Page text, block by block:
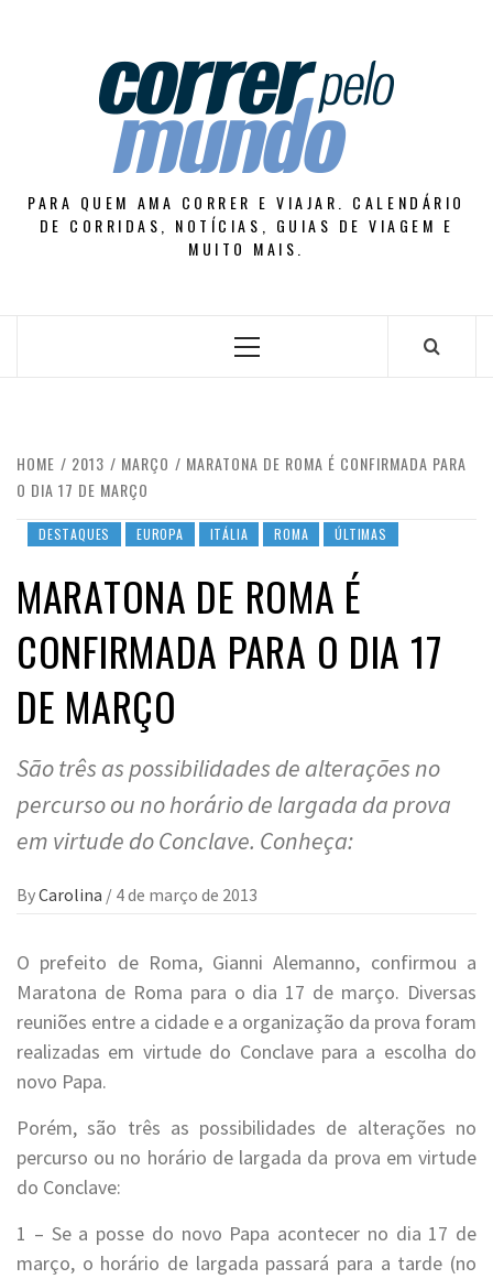
PARA QUEM AMA CORRER E VIAJAR. CALENDÁRIO
DE CORRIDAS, NOTÍCIAS, GUIAS DE VIAGEM E
MUITO MAIS.
Primary
HOME 2013 MARÇO
MARATONA DE ROMA É CONFIRMADA PARA
O DIA 17 DE MARÇO
DESTAQUES EUROPA ITÁLIA ROMA ÚLTIMAS
MARATONA DE ROMA É
CONFIRMADA PARA O DIA 17
DE MARÇO
São três as possibilidades de alterações no
percurso ou no horário de largada da prova
em virtude do Conclave. Conheça:
ByCarolina / 4 de março de 2013
O prefeito de Roma, Gianni Alemanno, confirmou a
Maratona de Roma para o dia 17 de março. Diversas
reuniões entre a cidade e a organização da prova foram
realizadas em virtude do Conclave para a escolha do
novo Papa.
Porém, são três as possibilidades de alterações no
percurso ou no horário de largada da prova em virtude
do Conclave:
1 – Se a posse do novo Papa acontecer no dia 17 de
março, o horário de largada passará para a tarde (no